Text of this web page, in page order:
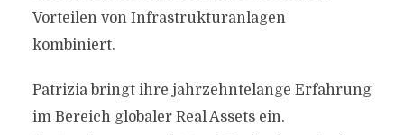
Vorteilen von Infrastrukturanlagen
kombiniert.
Patrizia bringt ihre jahrzehntelange Erfahrung
im Bereich globaler Real Assets ein.